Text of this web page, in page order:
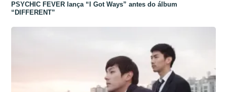
PSYCHIC FEVER lança “I Got Ways” antes do álbum
“DIFFERENT”